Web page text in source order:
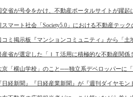
交省が号令をかけ、不動産ポータルサイトが躍起
スマート社会「Society5.0」における不動産テック
コミ掲示板『マンションコミュニティ』から「土
産省が選定した「ＩＴ活用に積極的な不動産関係
京「横山学校」のこと──独立系デベロッパーに
日経新聞』『日経産業新聞』が『週刊ダイヤモ